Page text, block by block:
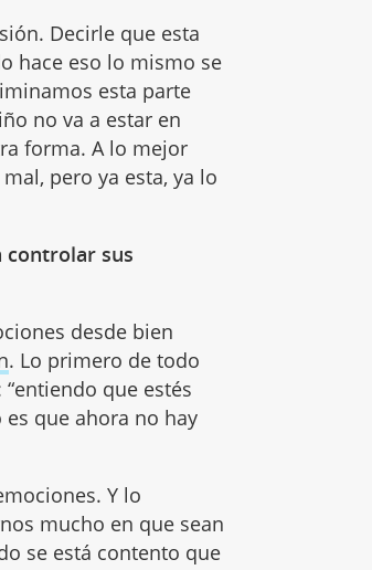
Decirle que esta
hace eso lo mismo se
esta parte
no va a estar en
forma. A lo mejor
pero ya esta, ya lo
controlar sus
desde bien
. Lo primero de todo
que estés
que ahora no hay
Y lo
mucho en que sean
se está contento que